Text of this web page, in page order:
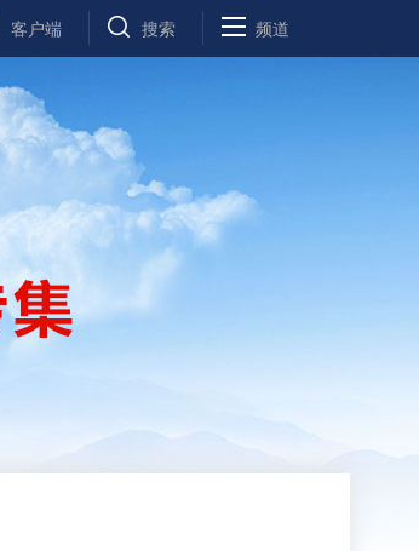
客户端 搜索 频道